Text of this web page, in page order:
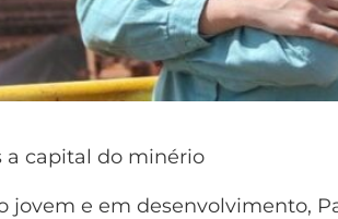
jovem e em desenvolvimento,